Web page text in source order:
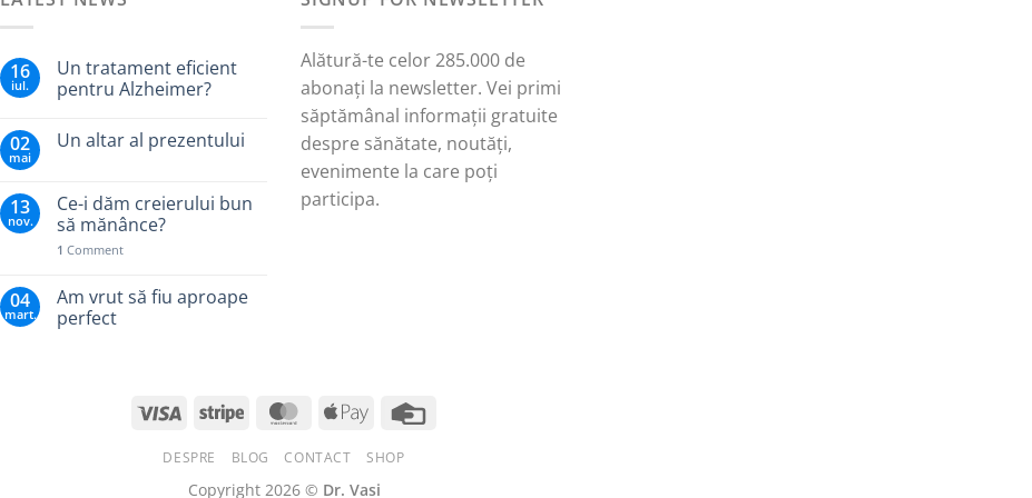
16
iul.
Un tratament eficient
pentru Alzheimer?
02
mai
Un altar al prezentului
13
nov.
Ce-i dăm creierului bun
să mănânce?
1 Comment
04
mart.
Am vrut să fiu aproape
perfect
Alătură-te celor 285.000 de
abonați la newsletter. Vei primi
săptămânal informații gratuite
despre sănătate, noutăți,
evenimente la care poți
participa.
DESPRE BLOG CONTACT SHOP
Copyright 2026 © Dr. Vasi